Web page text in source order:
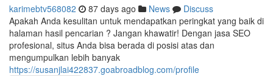
karimebtv568082 87 days ago News
Discuss
Apakah Anda kesulitan untuk mendapatkan peringkat yang baik di
halaman hasil pencarian ? Jangan khawatir! Dengan jasa SEO
profesional, situs Anda bisa berada di posisi atas dan
mengumpulkan lebih banyak
https://susanjlai422837.goabroadblog.com/profile